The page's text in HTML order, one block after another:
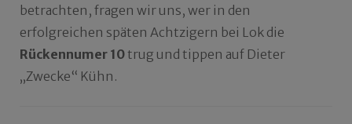
betrachten, fragen wir uns, wer in den
erfolgreichen späten Achtzigern bei Lok die
Rückennumer 10trug und tippen auf Dieter
„Zwecke“ Kühn.